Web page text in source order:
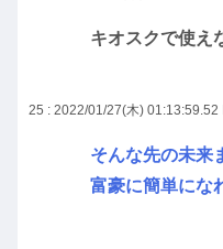
キオスクで使え
25 : 2022/01/27(木) 01:13:59.52
そんな先の未来
富豪に簡単にな